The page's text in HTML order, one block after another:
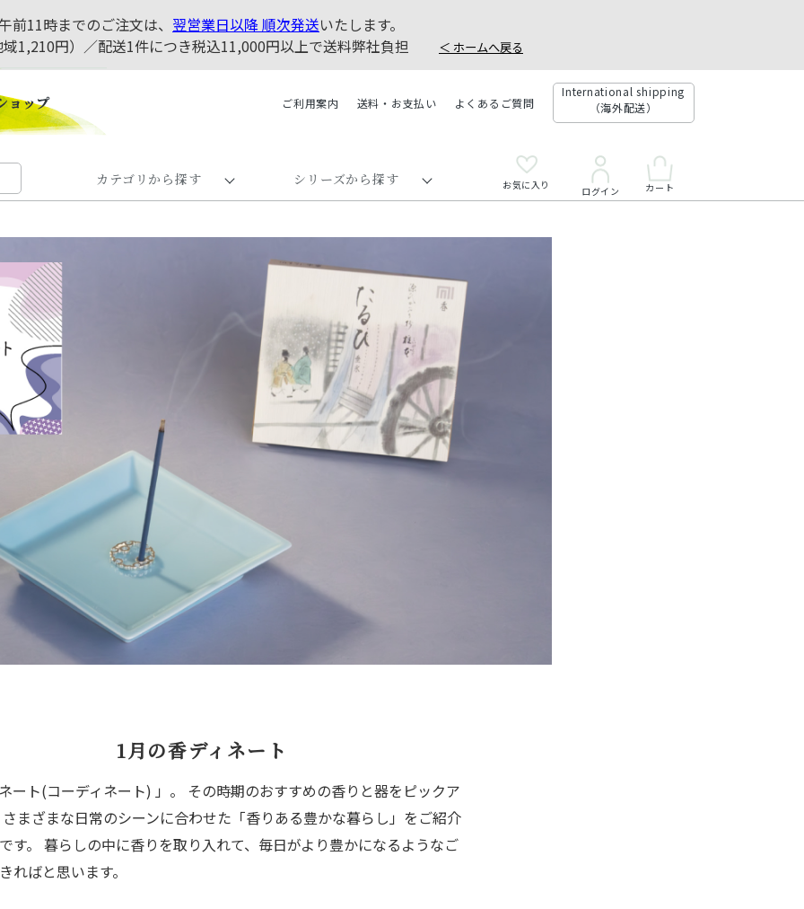
前11時までのご注文は、 翌営業日以降 順次発送いたします。
1,210円）／配送1件につき税込11,000円以上で送料弊社負担
＜ ホームへ戻る
ご利用案内 送料・お支払い よくあるご質問
International shipping
（海外配送）
カテゴリから探す シリーズから探す お気に入り ログイン カート
1月の香ディネート
ート(コーディネート) 」。 その時期のおすすめの香りと器をピックア
まざまな日常のシーンに合わせた「香りある豊かな暮らし」をご紹介
す。 暮らしの中に香りを取り入れて、毎日がより豊かになるようなご
ればと思います。